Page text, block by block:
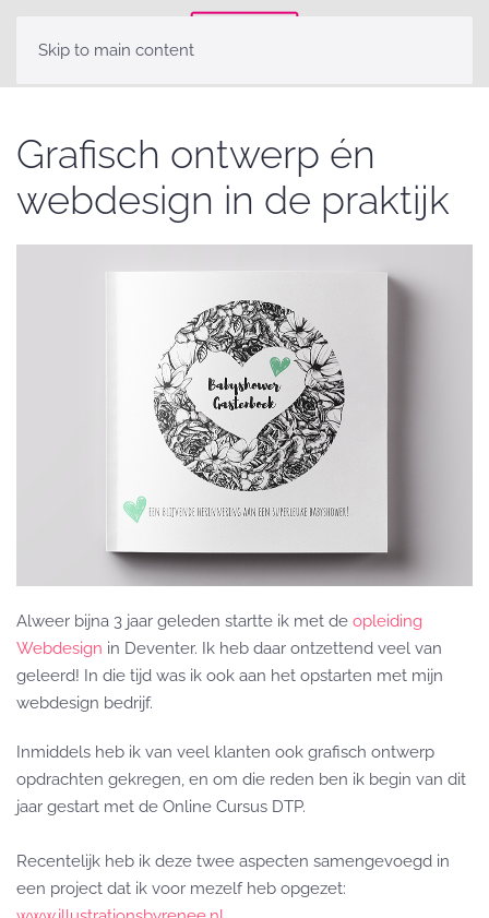
Skip to main content
Grafisch ontwerp én
webdesign in de praktijk
Alweer bijna 3 jaar geleden startte ik met de opleiding
Webdesign in Deventer. Ik heb daar ontzettend veel van
geleerd! In die tijd was ik ook aan het opstarten met mijn
webdesign bedrijf.
Inmiddels heb ik van veel klanten ook grafisch ontwerp
opdrachten gekregen, en om die reden ben ik begin van dit
jaar gestart met de Online Cursus DTP.
Recentelijk heb ik deze twee aspecten samengevoegd in
een project dat ik voor mezelf heb opgezet: